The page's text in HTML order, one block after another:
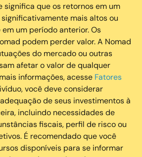
significa que os retornos em um
mais altos ou
um período anterior. Os
podem perder valor. A Nomad
do mercado ou outras
afetar o valor de qualquer
informações, acesse Fatores
você deve considerar
de seus investimentos à
incluindo necessidades de
fiscais, perfil de risco ou
É recomendado que você
disponíveis para se informar